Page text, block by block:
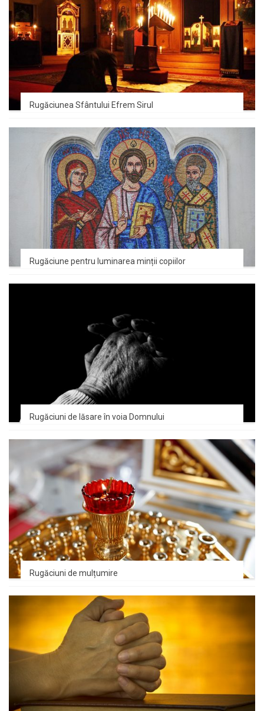
Rugăciunea Sfântului Efrem Sirul
Rugăciune pentru luminarea minții copiilor
Rugăciuni de lăsare în voia Domnului
Rugăciuni de mulțumire